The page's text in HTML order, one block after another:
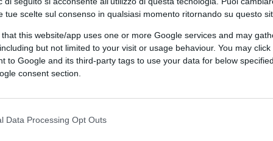
tue scelte sul consenso in qualsiasi momento ritornando su questo
this website/app uses one or more Google services and may
but not limited to your visit or usage behaviour. You may
to Google and its third-party tags to use your data for below
consent section.
Data Processing Opt Outs
alla Federazione è stato
di Kiev ha sempre considerato il territorio
che Putin accetti solo questa
lentamente – nel sud del Paese ed